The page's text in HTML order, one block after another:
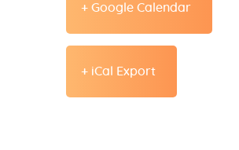
+ Google Calendar
+ iCal Export